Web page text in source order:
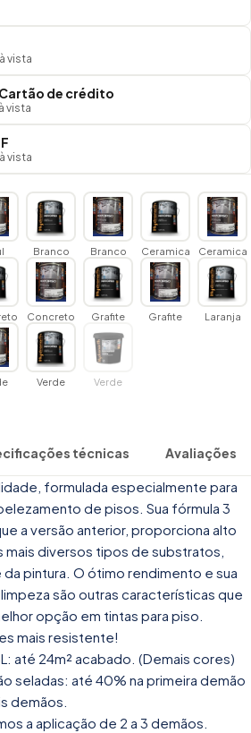
vista
Cartão de crédito
à vista
vista
Branco Branco Ceramica Ceramica
Concreto Grafite Grafite Laranja
Verde Verde
técnicas Avaliações
formulada especialmente para
de pisos. Sua fórmula 3
a versão anterior, proporciona alto
diversos tipos de substratos,
pintura. O ótimo rendimento e sua
são outras características que
opção em tintas para piso.
mais resistente!
até 24m² acabado. (Demais cores)
seladas: até 40% na primeira demão
demãos.
a aplicação de 2 a 3 demãos.